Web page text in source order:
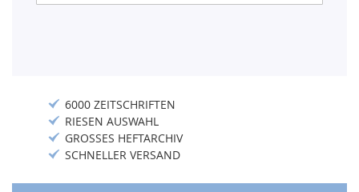
Newsletter:
6000 ZEITSCHRIFTEN
RIESEN AUSWAHL
GROSSES HEFTARCHIV
SCHNELLER VERSAND